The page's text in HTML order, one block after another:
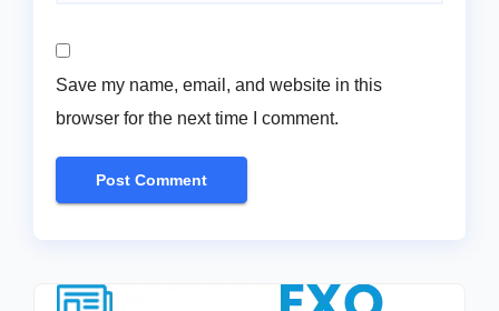
Save my name, email, and website in this
browser for the next time I comment.